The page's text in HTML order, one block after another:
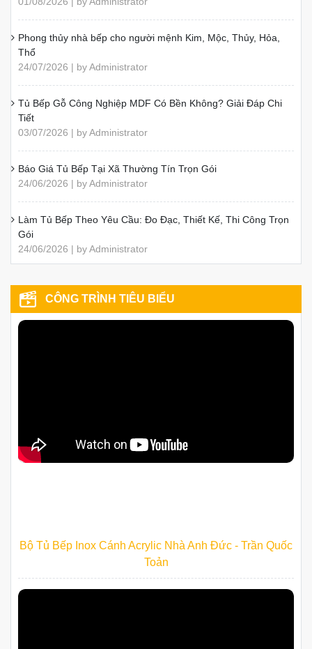
Tủ Bếp Chữ I Đẹp, Hiện Đại, Báo Giá 2026
50+ Mẫu Tủ Bếp Chữ L Đẹp, Hiện Đại, Tối Ưu Không Gian
01/08/2026 | by Administrator
Kích thước tiêu chuẩn các khoang cơ bản trong tủ bếp
01/08/2026 | by Administrator
Phong thủy nhà bếp cho người mệnh Kim, Mộc, Thủy, Hỏa,
Thổ
24/07/2026 | by Administrator
Tủ Bếp Gỗ Công Nghiệp MDF Có Bền Không? Giải Đáp Chi
Tiết
03/07/2026 | by Administrator